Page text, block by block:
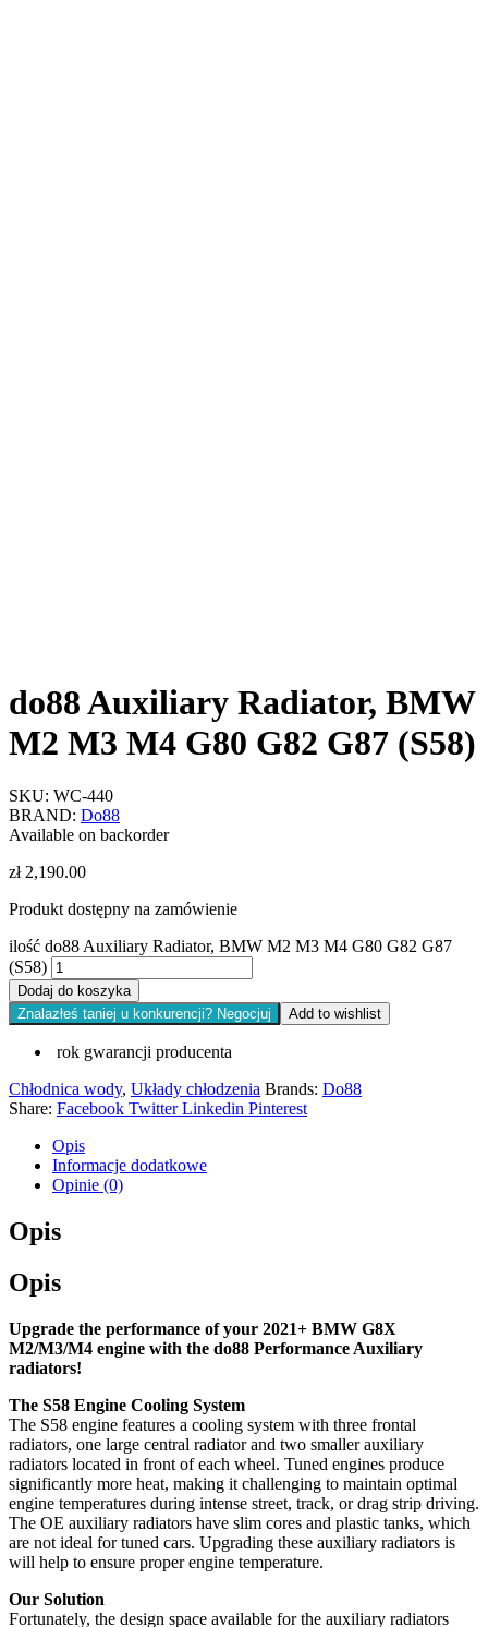
do88 Auxiliary Radiator, BMW
M2 M3 M4 G80 G82 G87 (S58)
SKU: WC-440
BRAND: Do88
Available on backorder
zł2,190.00
Produkt dostępny na zamówienie
ilość do88 Auxiliary Radiator, BMW M2 M3 M4 G80 G82 G87
(S58)
Dodaj do koszyka
Znalazłeś taniej u konkurencji? Negocjuj
Add to wishlist
rok gwarancji producenta
Chłodnica wody, Układy chłodzenia Brands: Do88
Share: Facebook Twitter Linkedin Pinterest
Opis
Informacje dodatkowe
Opinie (0)
Opis
Opis
Upgrade the performance of your 2021+ BMW G8X
M2/M3/M4 engine with the do88 Performance Auxiliary
radiators!
The S58 Engine Cooling System
The S58 engine features a cooling system with three frontal
radiators, one large central radiator and two smaller auxiliary
radiators located in front of each wheel. Tuned engines produce
significantly more heat, making it challenging to maintain optimal
engine temperatures during intense street, track, or drag strip driving.
The OE auxiliary radiators have slim cores and plastic tanks, which
are not ideal for tuned cars. Upgrading these auxiliary radiators is
will help to ensure proper engine temperature.
Our Solution
Fortunately, the design space available for the auxiliary radiators